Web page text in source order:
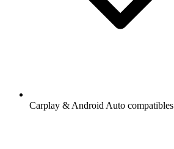
Carplay & Android Auto compatibles